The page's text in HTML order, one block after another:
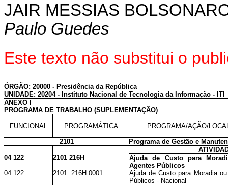
JAIR MESSIAS
Paulo Guedes
Este texto não substitui o
ÓRGÃO: 20000 - Presidência da República
UNIDADE: 20204 - Instituto Nacional de Tecnologia da Informação - ITI
ANEXO I
PROGRAMA DE TRABALHO (SUPLEMENTAÇÃO)
FUNCIONAL PROGRAMÁTICA PROGRAMA/AÇÃO/
2101
Programa de Gestão e
04 122
2101 216H
Ajuda de Custo para
Agentes Públicos
04 122
2101 216H 0001
Ajuda de Custo para Moradia
Públicos - Nacional